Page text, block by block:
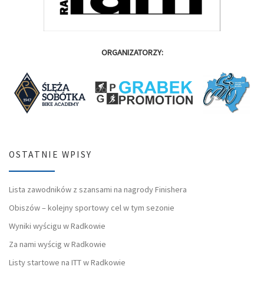
ORGANIZATORZY:
OSTATNIE WPISY
Lista zawodników z szansami na nagrody Finishera
Obiszów – kolejny sportowy cel w tym sezonie
Wyniki wyścigu w Radkowie
Za nami wyścig w Radkowie
Listy startowe na ITT w Radkowie